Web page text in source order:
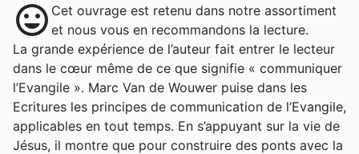
mood Cet ouvrage est retenu dans notre assortiment
et nous vous en recommandons la lecture.
La grande expérience de l’auteur fait entrer le lecteur
dans le cœur même de ce que signifie « communiquer
l’Evangile ». Marc Van de Wouwer puise dans les
Ecritures les principes de communication de l’Evangile,
applicables en tout temps. En s’appuyant sur la vie de
Jésus, il montre que pour construire des ponts avec la